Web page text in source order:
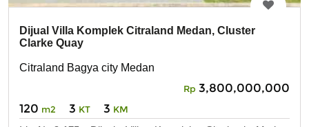
Dijual Villa Komplek Citraland Medan, Cluster
Clarke Quay
Citraland Bagya city Medan
Rp 3,800,000,000
120 m2 3 KT 3 KM